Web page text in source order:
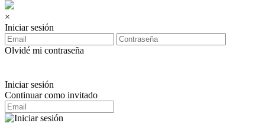
×
Iniciar sesión
Olvidé mi contraseña
Iniciar sesión
Continuar como invitado